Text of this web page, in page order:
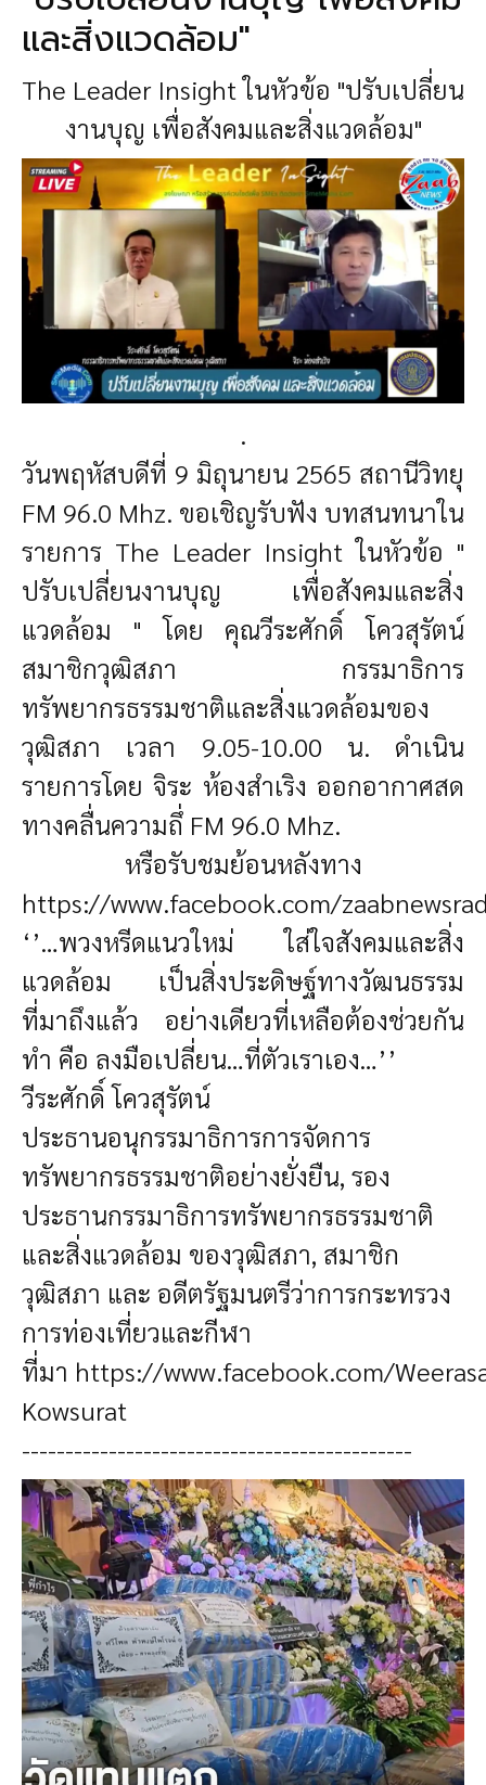
และสิ่งแวดล้อม"
The Leader Insight ในหัวข้อ "ปรับเปลี่ยน
งานบุญ เพื่อสังคมและสิ่งแวดล้อม"
.
วันพฤหัสบดีที่ 9 มิถุนายน 2565 สถานีวิทยุ
FM 96.0 Mhz. ขอเชิญรับฟัง บทสนทนาใน
รายการ The Leader Insight ในหัวข้อ "
ปรับเปลี่ยนงานบุญ เพื่อสังคมและสิ่ง
แวดล้อม " โดย คุณวีระศักดิ์ โควสุรัตน์
สมาชิกวุฒิสภา กรรมาธิการ
ทรัพยากรธรรมชาติและสิ่งแวดล้อมของ
วุฒิสภา เวลา 9.05-10.00 น. ดำเนิน
รายการโดย จิระ ห้องสำเริง ออกอากาศสด
ทางคลื่นความถึ่ FM 96.0 Mhz.
หรือรับชมย้อนหลังทาง
https://www.facebook.com/
‘’…พวงหรีดแนวใหม่ ใส่ใจสังคมและสิ่ง
แวดล้อม เป็นสิ่งประดิษฐ์ทางวัฒนธรรม
ที่มาถึงแล้ว อย่างเดียวที่เหลือต้องช่วยกัน
ทำ คือ ลงมือเปลี่ยน…ที่ตัวเราเอง…’’
วีระศักดิ์ โควสุรัตน์
ประธานอนุกรรมาธิการการจัดการ
ทรัพยากรธรรมชาติอย่างยั่งยืน, รอง
ประธานกรรมาธิการทรัพยากรธรรมชาติ
และสิ่งแวดล้อม ของวุฒิสภา, สมาชิก
วุฒิสภา และ อดีตรัฐมนตรีว่าการกระทรวง
การท่องเที่ยวและกีฬา
ที่มา https://www.facebook.com/
Kowsurat
---------------------------------------------